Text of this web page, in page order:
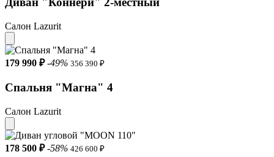
Салон Lazurit
179 990 ₽ -49% 356 390 ₽
Спальня "Магна" 4
Салон Lazurit
178 500 ₽ -58% 426 600 ₽